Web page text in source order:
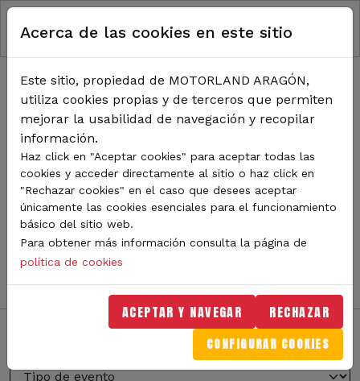
Pasar al contenido principal
RUTA DE NAVEGACIÓN
Inicio Noticias
TODA LA ACTUALIDAD DE
MOTORLAND
Sigue de cerca todas las novedades de MotorLand
Aragón. Aquí encontrarás noticias sobre eventos,
competiciones, pilotos, novedades del circuito y
mucho más. Filtra por categoría o tipo de contenido y
no te pierdas nada del mundo del motor.
Acerca de las cookies en este sitio
Este sitio, propiedad de MOTORLAND ARAGÓN,
utiliza cookies propias y de terceros que permiten
mejorar la usabilidad de navegación y recopilar
información.
Haz click en "Aceptar cookies" para aceptar todas las
cookies y acceder directamente al sitio o haz click en
"Rechazar cookies" en el caso que desees aceptar
únicamente las cookies esenciales para el funcionamiento
básico del sitio web.
Para obtener más información consulta la página de
política de cookies
ACEPTAR Y NAVEGAR RECHAZAR
CONFIGURAR COOKIES